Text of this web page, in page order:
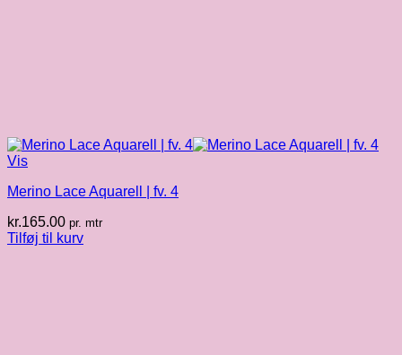
Vis
Merino Lace Aquarell | fv. 4
kr.165.00 pr. mtr
Tilføj til kurv